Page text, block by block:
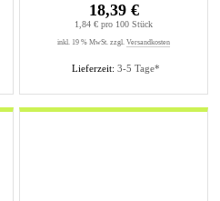
Lieferzeit: 3-5 Tage*
18,39 €
1,84 € pro 100 Stück
inkl. 19 % MwSt. zzgl. Versandkosten